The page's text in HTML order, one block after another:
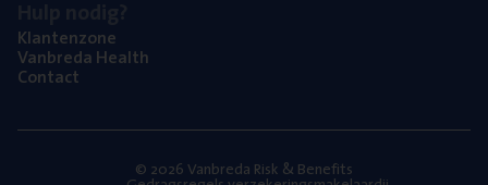
Klan­ten­zo­ne
Van­b­re­da Health
Con­tact
© 2026 Vanbreda Risk & Benefits